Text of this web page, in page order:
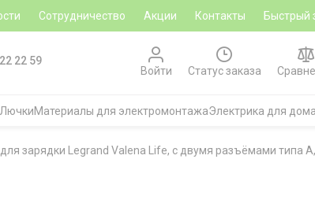
Сотрудничество Акции Контакты Быстрый
22 59
Войти
Статус заказа
ЛючкиМатериалы для электромонтажаЭлектрика для
зарядки Legrand Valena Life, с двумя разъёмами типа